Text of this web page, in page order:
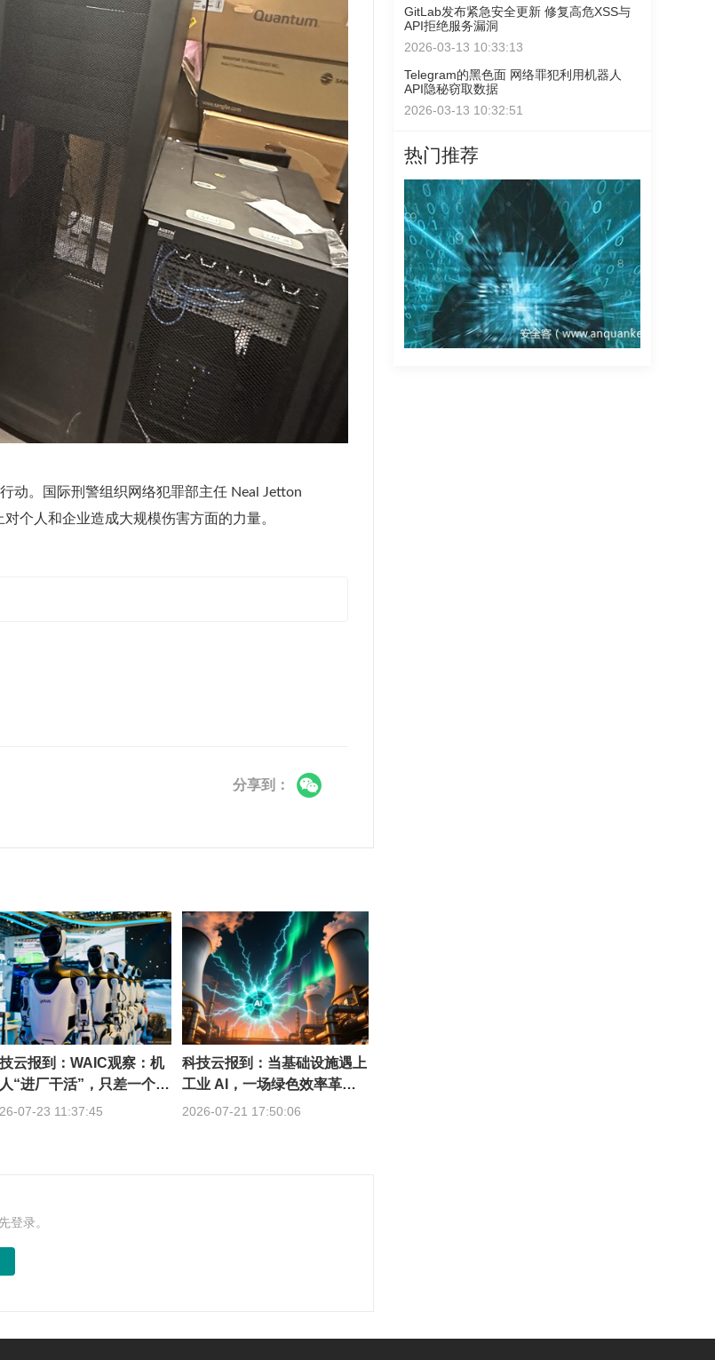
动。国际刑警组织网络犯罪部主任 Neal Jetton
个人和企业造成大规模伤害方面的力量。
分享到：
云报到：WAIC观察：机
“进厂干活”，只差一个通
座？
07-23 11:37:45
科技云报到：当基础设施遇上
工业 AI，一场绿色效率革命
轰然开启
2026-07-21 17:50:06
登录。
GitLab发布紧急安全更新 修复高危XSS与
API拒绝服务漏洞
2026-03-13 10:33:13
Telegram的黑色面 网络罪犯利用机器人
API隐秘窃取数据
2026-03-13 10:32:51
热门推荐